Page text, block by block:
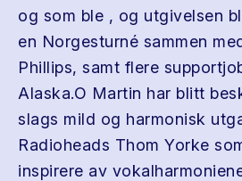
og som ble , og utgivelsen
en Norgesturné sammen
Phillips, samt flere
Alaska.O Martin har blitt
slags mild og harmonisk
Radioheads Thom Yorke
inspirere av